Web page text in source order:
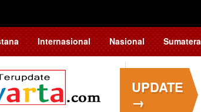
Internasional Nasional Sumatera
UPDATE
→